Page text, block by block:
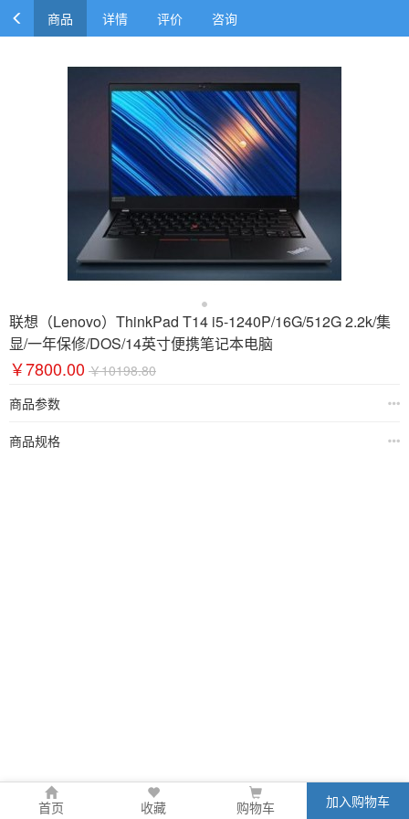
商品 详情 评价 咨询
联想（Lenovo）ThinkPad T14 i5-1240P/16G/512G 2.2k/集
显/一年保修/DOS/14英寸便携笔记本电脑
￥7800.00 ￥10198.80
商品参数
商品规格
首页 收藏 购物车 加入购物车